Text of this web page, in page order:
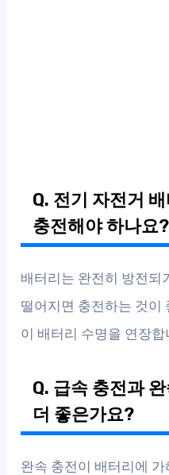
Q. 전기 자전거
충전해야 하나요?
배터리는 완전히 방전되
떨어지면 충전하는 것이
이 배터리 수명을 연장합
Q. 급속 충전과
더 좋은가요?
완속 충전이 배터리에